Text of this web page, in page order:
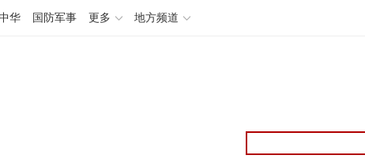
华 国防军事 更多 地方频道